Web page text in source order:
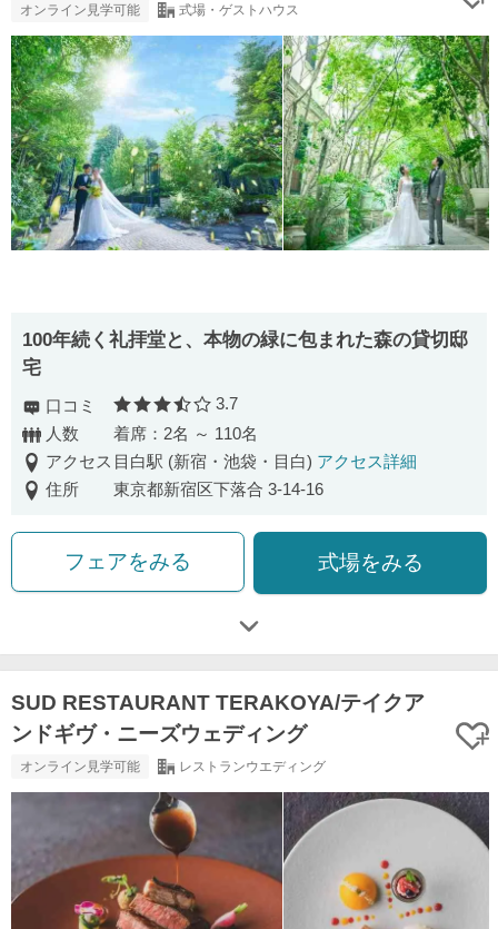
オンライン見学可能 式場・ゲストハウス
100年続く礼拝堂と、本物の緑に包まれた森の貸切邸
宅
口コミ 口コミ評価
3.7
人数
着席：2名 ～ 110名
アクセス 目白駅 (新宿・池袋・目白) アクセス詳細
住所
東京都新宿区下落合 3-14-16
フェアをみる 式場をみる
SUD RESTAURANT TERAKOYA/テイクア
ンドギヴ・ニーズウェディング
オンライン見学可能 レストランウエディング